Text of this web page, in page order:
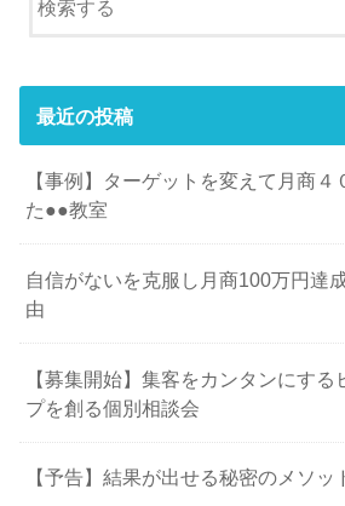
最近の投稿
【事例】ターゲットを変えて月商４
た●●教室
自信がないを克服し月商100万円達
由
【募集開始】集客をカンタンにする
プを創る個別相談会
【予告】結果が出せる秘密のメソッ